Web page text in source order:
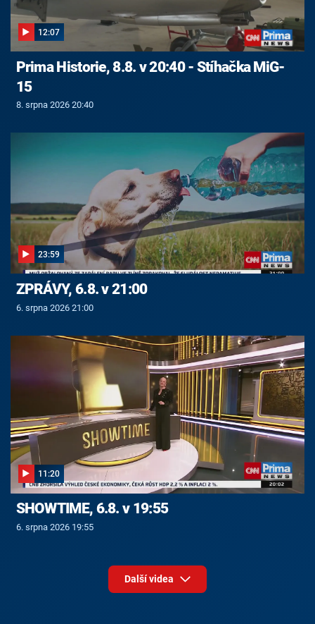
12:07
Prima Historie, 8.8. v 20:40 - Stíhačka MiG-
15
8. srpna 2026 20:40
23:59
ZPRÁVY, 6.8. v 21:00
6. srpna 2026 21:00
11:20
SHOWTIME, 6.8. v 19:55
6. srpna 2026 19:55
Další videa